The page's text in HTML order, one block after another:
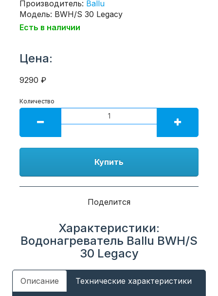
Производитель: Ballu
Модель: BWH/S 30 Legacy
Есть в наличии
Цена:
9290 ₽
Количество
Купить
Поделится
Характеристики:
Водонагреватель Ballu BWH/S
30 Legacy
Описание Технические характеристики